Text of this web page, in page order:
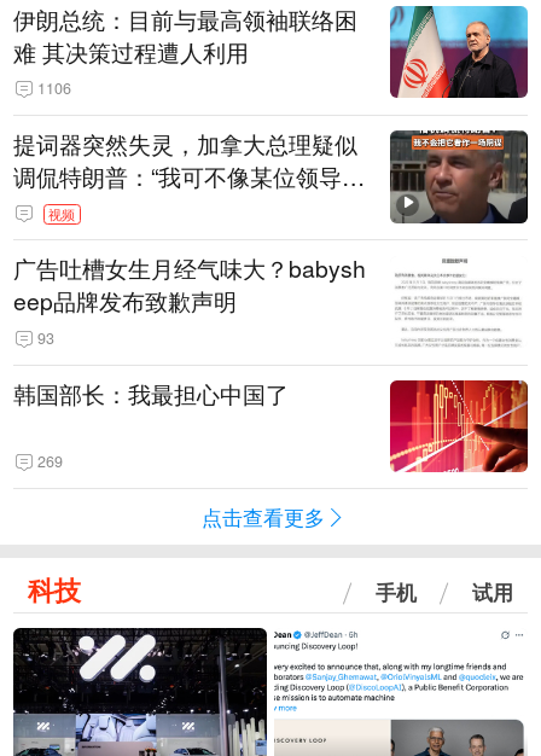
伊朗总统：目前与最高领袖联络困
难 其决策过程遭人利用
1106
提词器突然失灵，加拿大总理疑似
调侃特朗普：“我可不像某位领导
人，把这当成一场阴谋”，全场哄笑
视频
广告吐槽女生月经气味大？babysh
eep品牌发布致歉声明
93
韩国部长：我最担心中国了
269
点击查看更多
科技 手机 试用